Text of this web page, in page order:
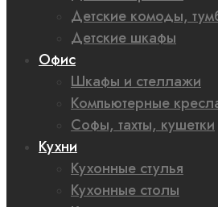
Детские комоды,
Детские шкафы
Офис
Шкафы и стеллажи
Компьютерные
Софы, тахты, кушетки
Кухни
Кухонные стулья
Кухонные столы